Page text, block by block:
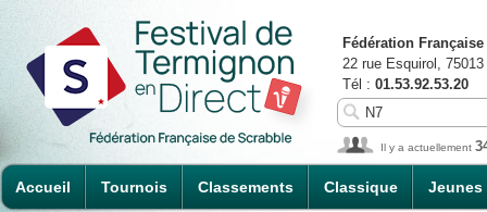
Accueil Tournois Classements Classique Jeunes
Fédération
22 rue Esquirol,
Tél : 01.53.92.53.20
Il y a actuellement